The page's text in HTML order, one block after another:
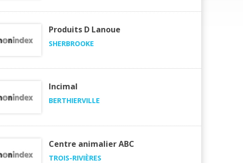
Produits D Lanoue
SHERBROOKE
Incimal
BERTHIERVILLE
Centre animalier ABC
TROIS-RIVIÈRES